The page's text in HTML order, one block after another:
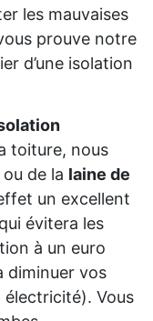
les mauvaises
prouve notre
d’une isolation
toiture, nous
ou de la laine de
un excellent
évitera les
à un euro
diminuer vos
Vous